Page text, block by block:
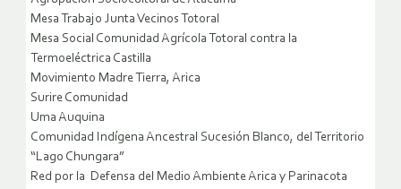
Mesa Trabajo Junta Vecinos Totoral
Mesa Social Comunidad Agrícola Totoral contra la
Termoeléctrica Castilla
Movimiento Madre Tierra, Arica
Surire Comunidad
Uma Auquina
Comunidad Indígena Ancestral Sucesión Blanco, del Territorio
“Lago Chungara”
Red por la Defensa del Medio Ambiente Arica y Parinacota